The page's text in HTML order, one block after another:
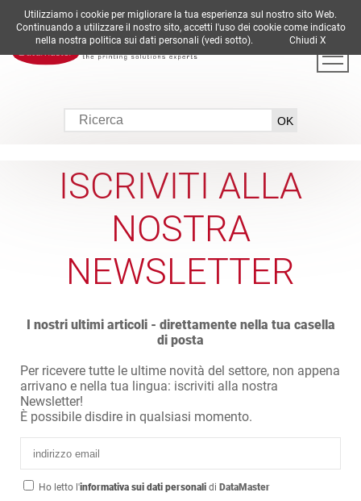
DE EN ES FR IT
ISCRIVITI ALLA
NOSTRA
NEWSLETTER
I nostri ultimi articoli - direttamente nella tua casella
di posta
Per ricevere tutte le ultime novità del settore, non appena
arrivano e nella tua lingua: iscriviti alla nostra
Newsletter!
È possibile disdire in qualsiasi momento.
Ho letto l'informativa sui dati personali di DataMaster
Utilizziamo i cookie per migliorare la tua esperienza sul nostro sito Web.
Continuando a utilizzare il nostro sito, accetti l'uso dei cookie come indicato
nella nostra politica sui dati personali (vedi sotto). Chiudi X